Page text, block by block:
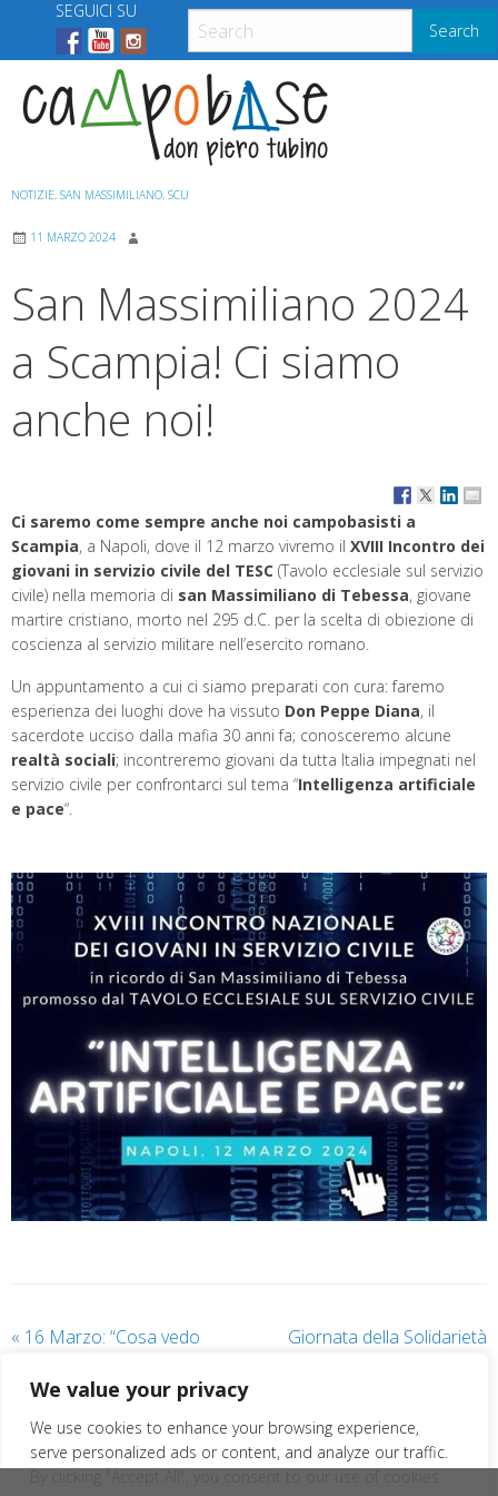
We value your privacy
We use cookies to enhance your browsing experience,
serve personalized ads or content, and analyze our traffic.
content
Search
SEGUICI SU
Menu
NOTIZIE, SAN MASSIMILIANO, SCU
11 MARZO 2024
San Massimiliano 2024
a Scampia! Ci siamo
anche noi!
Ci saremo come sempre anche noi campobasisti a
Scampia, a Napoli, dove il 12 marzo vivremo il XVIII Incontro dei
giovani in servizio civile del TESC (Tavolo ecclesiale sul servizio
civile) nella memoria di san Massimiliano di Tebessa, giovane
martire cristiano, morto nel 295 d.C. per la scelta di obiezione di
coscienza al servizio militare nell’esercito romano.
Un appuntamento a cui ci siamo preparati con cura: faremo
esperienza dei luoghi dove ha vissuto Don Peppe Diana, il
sacerdote ucciso dalla mafia 30 anni fa; conosceremo alcune
realtà sociali; incontreremo giovani da tutta Italia impegnati nel
servizio civile per confrontarci sul tema “Intelligenza artificiale
e pace“.
« 16 Marzo: “Cosa vedo
per i gruppi giovani!
Giornata della Solidarietà